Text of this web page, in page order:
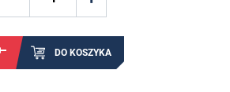
DO KOSZYKA